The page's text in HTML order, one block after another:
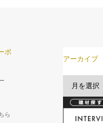
ポ
ら
アーカイブ